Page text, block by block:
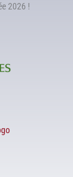
2026 !